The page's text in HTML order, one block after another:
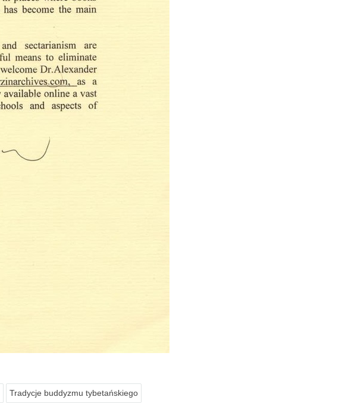
Tradycje buddyzmu tybetańskiego